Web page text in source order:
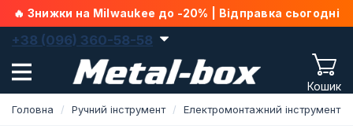
🔥 Знижки на Milwaukee до -20% | Відправка сьогодні
+38 (096) 360-58-58
Кошик
Головна Ручний інструмент Електромонтажний інструмент